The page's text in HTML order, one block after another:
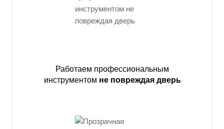
Работаем профессиональным
инструментом не повреждая дверь